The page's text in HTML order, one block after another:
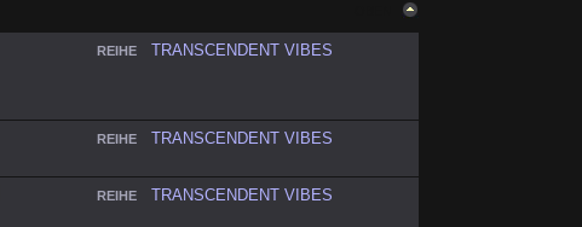
REIHE TRANSCENDENT VIBES
REIHE TRANSCENDENT VIBES
REIHE TRANSCENDENT VIBES